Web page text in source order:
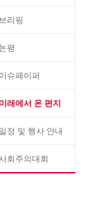
브리핑
논평
이슈페이퍼
미래에서 온 편지
일정 및 행사 안내
사회주의대회